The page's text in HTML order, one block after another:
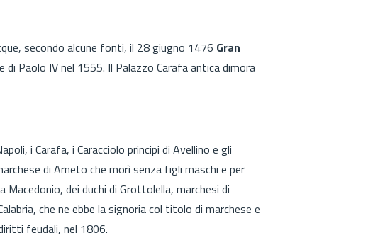
secondo alcune fonti, il 28 giugno 1476 Gran
Paolo IV nel 1555. Il Palazzo Carafa antica dimora
i Carafa, i Caracciolo principi di Avellino e gli
di Arneto che morì senza figli maschi e per
dei duchi di Grottolella, marchesi di
che ne ebbe la signoria col titolo di marchese e
feudali, nel 1806.